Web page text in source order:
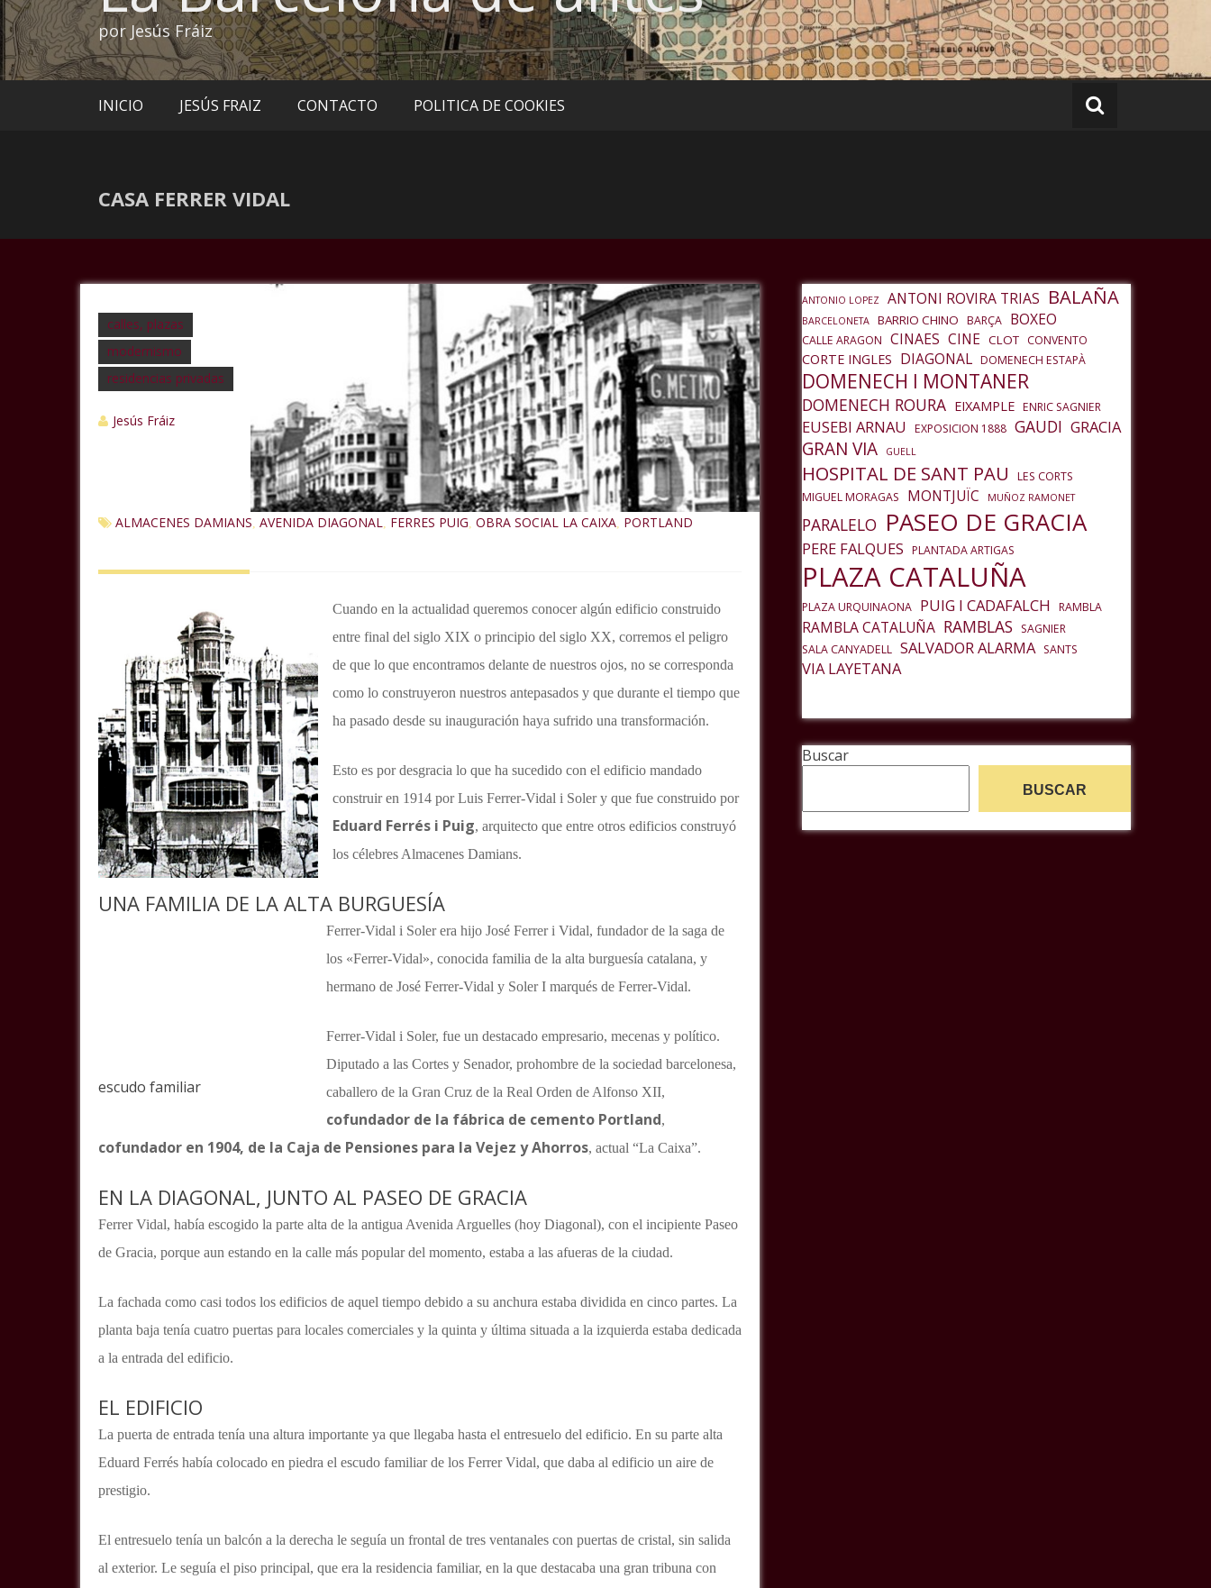
por Jesús Fráiz
INICIO JESÚS FRAIZ CONTACTO POLITICA DE COOKIES
CASA FERRER VIDAL
calles, plazas
modernismo
residencias privadas
Jesús Fráiz
ALMACENES DAMIANS AVENIDA DIAGONAL FERRES PUIG OBRA SOCIAL LA CAIXA PORTLAND
Cuando en la actualidad queremos conocer algún edificio construido
entre final del siglo XIX o principio del siglo XX, corremos el peligro
de que lo que encontramos delante de nuestros ojos, no se corresponda
como lo construyeron nuestros antepasados y que durante el tiempo que
ha pasado desde su inauguración haya sufrido una transformación.
Esto es por desgracia lo que ha sucedido con el edificio mandado
construir en 1914 por Luis Ferrer-Vidal i Soler y que fue construido por
Eduard Ferrés i Puig, arquitecto que entre otros edificios construyó
los célebres Almacenes Damians.
UNA FAMILIA DE LA ALTA BURGUESÍA
escudo familiar
Ferrer-Vidal i Soler era hijo José Ferrer i Vidal, fundador de la saga de
los «Ferrer-Vidal», conocida familia de la alta burguesía catalana, y
hermano de José Ferrer-Vidal y Soler I marqués de Ferrer-Vidal.
Ferrer-Vidal i Soler, fue un destacado empresario, mecenas y político.
Diputado a las Cortes y Senador, prohombre de la sociedad barcelonesa,
caballero de la Gran Cruz de la Real Orden de Alfonso XII,
cofundador de la fábrica de cemento Portland,
cofundador en 1904, de la Caja de Pensiones para la Vejez y Ahorros, actual “La Caixa”.
EN LA DIAGONAL, JUNTO AL PASEO DE GRACIA
Ferrer Vidal, había escogido la parte alta de la antigua Avenida Arguelles (hoy Diagonal), con el incipiente Paseo
de Gracia, porque aun estando en la calle más popular del momento, estaba a las afueras de la ciudad.
La fachada como casi todos los edificios de aquel tiempo debido a su anchura estaba dividida en cinco partes. La
planta baja tenía cuatro puertas para locales comerciales y la quinta y última situada a la izquierda estaba dedicada
a la entrada del edificio.
EL EDIFICIO
La puerta de entrada tenía una altura importante ya que llegaba hasta el entresuelo del edificio. En su parte alta
Eduard Ferrés había colocado en piedra el escudo familiar de los Ferrer Vidal, que daba al edificio un aire de
prestigio.
El entresuelo tenía un balcón a la derecha le seguía un frontal de tres ventanales con puertas de cristal, sin salida
al exterior. Le seguía el piso principal, que era la residencia familiar, en la que destacaba una gran tribuna con
ANTONIO LOPEZ ANTONI ROVIRA TRIAS BALAÑA
BARCELONETA BARRIO CHINO BARÇA BOXEO
CALLE ARAGON CINAES CINE CLOT CONVENTO
CORTE INGLES DIAGONAL DOMENECH ESTAPÀ
DOMENECH I MONTANER
DOMENECH ROURA EIXAMPLE ENRIC SAGNIER
EUSEBI ARNAU EXPOSICION 1888 GAUDI GRACIA
GRAN VIA GUELL
HOSPITAL DE SANT PAU
LES CORTS
MIGUEL MORAGAS
MONTJUÏC MUÑOZ RAMONET
PARALELO PASEO DE GRACIA
PERE FALQUES PLANTADA ARTIGAS
PLAZA CATALUÑA
PLAZA URQUINAONA PUIG I CADAFALCH RAMBLA
RAMBLA CATALUÑA RAMBLAS
SAGNIER
SALA CANYADELL SALVADOR ALARMA SANTS
VIA LAYETANA
Buscar
BUSCAR